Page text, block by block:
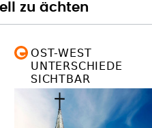
zu ächten
OST-WEST
UNTERSCHIEDE
SICHTBAR